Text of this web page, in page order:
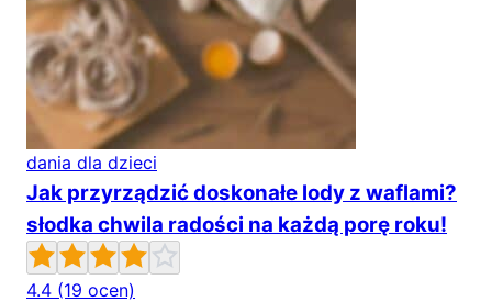
dania dla dzieci
Jak przyrządzić doskonałe lody z waflami?
słodka chwila radości na każdą porę roku!
4.4 (19 ocen)